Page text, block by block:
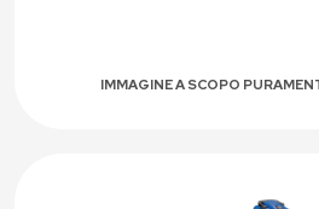
IMMAGINE A SCOPO